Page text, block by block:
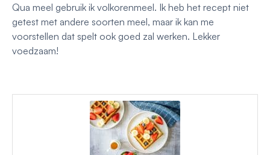
Qua meel gebruik ik volkorenmeel. Ik heb het recept niet
getest met andere soorten meel, maar ik kan me
voorstellen dat spelt ook goed zal werken. Lekker
voedzaam!